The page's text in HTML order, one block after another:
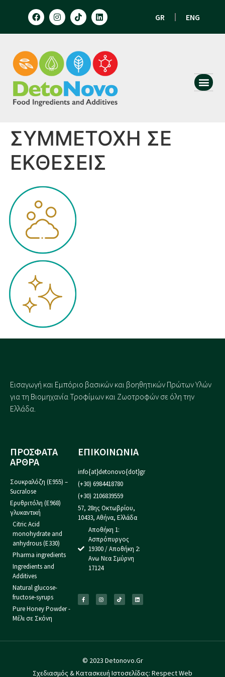
GR ENG
ΣΥΜΜΕΤΟΧΗ ΣΕ
ΕΚΘΕΣΕΙΣ
Εισαγωγή και Eμπόριο βασικών και βοηθητικών Πρώτων Υλών
για τη Βιομηχανία Τροφίμων και Ζωοτροφών σε όλη την
Ελλάδα.
ΠΡΟΣΦΑΤΑ
ΑΡΘΡΑ
Σουκραλόζη (Ε955) –
Sucralose
Ερυθριτόλη (Ε968)
γλυκαντική
Citric Acid
monohydrate and
anhydrous (E330)
Pharma ingredients
Ingredients and
Additives
Natural glucose-
fructose-syrups
Pure Honey Powder -
Μέλι σε Σκόνη
ΕΠΙΚΟΙΝΩΝΙΑ
info{at}detonovo{dot}gr
(+30) 6984418780
(+30) 2106839559
57, 28ης Οκτωβρίου,
10433, Αθήνα, Ελλάδα
Αποθήκη 1:
Ασπρόπυργος
19300 / Αποθήκη 2:
Ανω Νεα Σμύρνη
17124
© 2023 Detonovo.Gr
Σχεδιασμός & Κατασκευή Ιστοσελίδας: Respect Web